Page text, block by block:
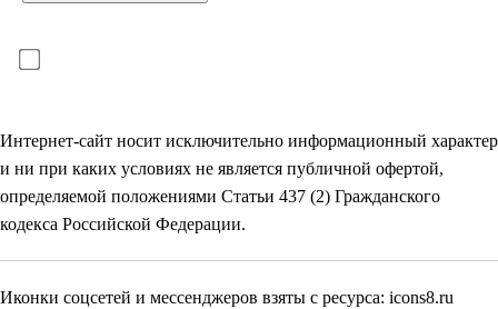
Интернет-сайт носит исключительно информационный характер
и ни при каких условиях не является публичной офертой,
определяемой положениями Статьи 437 (2) Гражданского
кодекса Российской Федерации.
Иконки соцсетей и мессенджеров взяты с ресурса: icons8.ru